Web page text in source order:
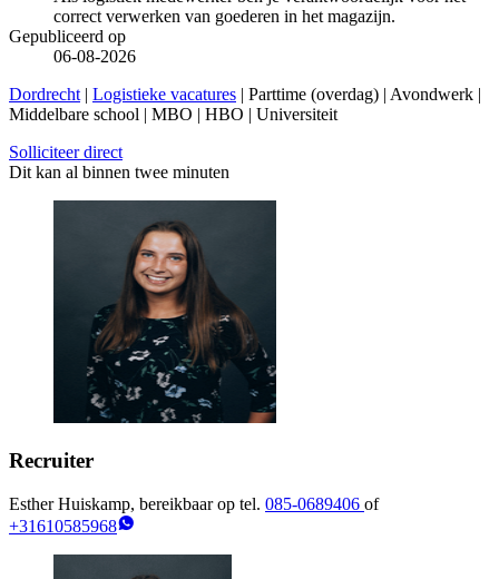
correct verwerken van goederen in het magazijn.
Gepubliceerd op
06-08-2026
Dordrecht | Logistieke vacatures | Parttime (overdag) | Avondwerk |
Middelbare school | MBO | HBO | Universiteit
Solliciteer direct
Dit kan al binnen twee minuten
Recruiter
Esther Huiskamp, bereikbaar op tel. 085-0689406 of
+31610585968